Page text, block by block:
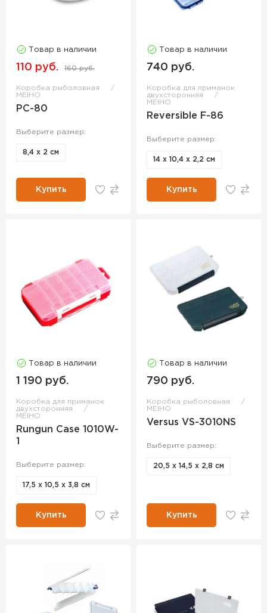
Товар в наличии
110 руб. 160 руб.
Коробка рыболовная
MEIHO
PC-80
Выберите размер:
8,4 х 2 см
Купить
Товар в наличии
740 руб.
Коробка для приманок
двухсторонняя
MEIHO
Reversible F-86
Выберите размер:
14 х 10,4 х 2,2 см
Купить
Товар в наличии
1 190 руб.
Коробка для приманок
двухсторонняя
MEIHO
Rungun Case 1010W-
1
Выберите размер:
17,5 х 10,5 х 3,8 см
Купить
Товар в наличии
790 руб.
Коробка рыболовная
MEIHO
Versus VS-3010NS
Выберите размер:
20,5 х 14,5 х 2,8 см
Купить